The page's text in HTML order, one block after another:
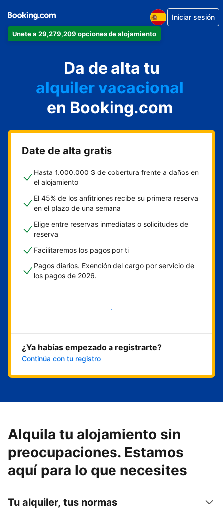
Únete a 29,279,209 opciones de alojamiento
Iniciar sesión
Da de alta tu
apartamento
hotel
alquiler vacacional
hostal o pensión
casa rural
en Booking.com
Date de alta gratis
Hasta 1.000.000 $ de cobertura frente a daños en
el alojamiento
El 45% de los anfitriones recibe su primera reserva
en el plazo de una semana
Elige entre reservas inmediatas o solicitudes de
reserva
Facilitaremos los pagos por ti
Pagos diarios. Exención del cargo por servicio de
los pagos de 2026.
Empieza ahora
¿Ya habías empezado a registrarte?
Continúa con tu registro
Alquila tu alojamiento sin
preocupaciones. Estamos
aquí para lo que necesites
Tu alquiler, tus normas